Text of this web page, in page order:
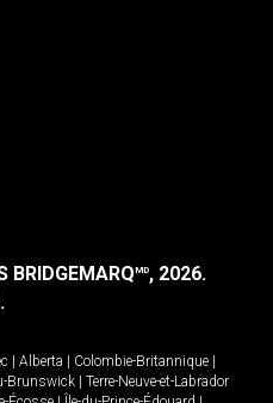
BRIDGEMARQMD, 2026.
Alberta Colombie-Britannique
Brunswick
Terre-Neuve-et-Labrador